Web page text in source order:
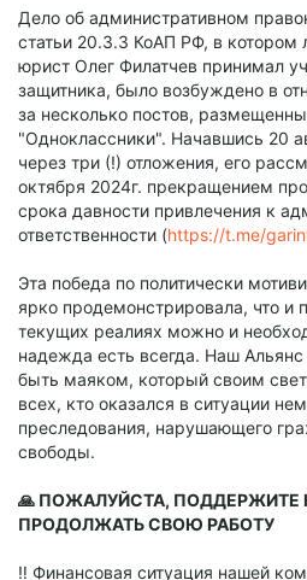
Дело об административном
статьи 20.3.3 КоАП РФ, в котором
юрист Олег Филатчев принимал
защитника, было возбуждено в
за несколько постов,
"Одноклассники". Начавшись 20
через три (!) отложения, его
октября 2024г. прекращением
срока давности привлечения к
ответственности (https://t.me/
Эта победа по политически
ярко продемонстрировала, что и
текущих реалиях можно и
надежда есть всегда. Наш
быть маяком, который своим
всех, кто оказался в ситуации
преследования, нарушающего
свободы.
🙏 ПОЖАЛУЙСТА,
ПРОДОЛЖАТЬ СВОЮ РАБОТУ
‼️ Финансовая ситуация нашей